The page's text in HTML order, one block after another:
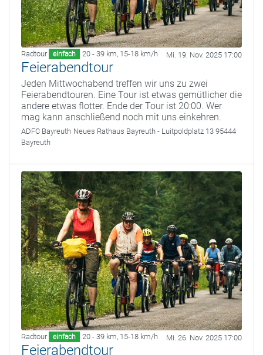
Radtour einfach 20 - 39 km, 15-18 km/h Mi. 19. Nov. 2025 17:00
Feierabendtour
Jeden Mittwochabend treffen wir uns zu zwei
Feierabendtouren. Eine Tour ist etwas gemütlicher die
andere etwas flotter. Ende der Tour ist 20:00. Wer
mag kann anschließend noch mit uns einkehren.
ADFC Bayreuth Neues Rathaus Bayreuth - Luitpoldplatz 13 95444
Bayreuth
Radtour einfach 20 - 39 km, 15-18 km/h Mi. 26. Nov. 2025 17:00
Feierabendtour